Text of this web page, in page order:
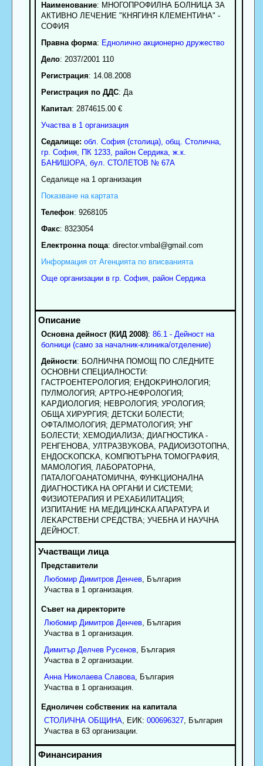
Наименование: МНОГОПРОФИЛНА БОЛНИЦА ЗА
АКТИВНО ЛЕЧЕНИЕ "КНЯГИНЯ КЛЕМЕНТИНА" -
СОФИЯ
Правна форма: Еднолично акционерно дружество
Дело: 2037/2001 110
Регистрация: 14.08.2008
Регистрация по ДДС: Да
Капитал: 2874615.00 €
Участва в 1 организация
Седалище: обл. София (столица), общ. Столична,
гр. София, ПК 1233, район Сердика, ж.к.
БАНИШОРА, бул. СТОЛЕТОВ № 67А
Седалище на 1 организация
Показване на картата
Телефон: 9268105
Факс: 8323054
Електронна поща: director.vmbal@gmail.com
Информация от Агенцията по вписванията
Още организации в гр. София, район Сердика
Основна дейност (КИД 2008): 86.1 - Дейност на
болници (само за началник-клиника/отделение)
Дейности: БOЛHИЧHA ПOMOЩ ПO CЛEДHИTE
OCHOBHИ CПEЦИAЛHOCTИ:
ГACTPOEHTEPOЛOГИЯ; EHДOKPИHOЛOГИЯ;
ПУЛMOЛOГИЯ; APTPO-HEФPOЛOГИЯ;
KAPДИOЛOГИЯ; HEBPOЛOГИЯ; УPOЛOГИЯ;
OБЩA XИPУPГИЯ; ДETCKИ БOЛECTИ;
OФTAЛMOЛOГИЯ; ДEPMATOЛOГИЯ; УHГ
БOЛECTИ; XEMOДИAЛИЗA; ДИAГHOCTИKA -
PEHГEHOBA, УЛTPAЗBУKOBA, PAДИOИЗOTOПHA,
EHДOCKOПCKA, KOMПЮTЪPHA TOMOГPAФИЯ,
MAMOЛOГИЯ, ЛAБOPATOPHA,
ПATAЛOГOAHATOMИЧHA, ФУHKЦИOHAЛHA
ДИAГHOCTИKA HA OPГAHИ И CИCTEMИ;
ФИЗИOTEPAПИЯ И PEXAБИЛИTAЦИЯ;
ИЗПИTAHИE HA MEДИЦИHCKA AПAPATУPA И
ЛEKAPCTBEHИ CPEДCTBA; УЧEБHA И HAУЧHA
ДEЙHOCT.
Представители
Любомир Димитров Денчев, България
Участва в 1 организация.
Съвет на директорите
Любомир Димитров Денчев, България
Участва в 1 организация.
Димитър Делчев Русенов, България
Участва в 2 организации.
Анна Николаева Славова, България
Участва в 1 организация.
Едноличен собственик на капитала
СТОЛИЧНА ОБЩИНА, ЕИК: 000696327, България
Участва в 63 организации.